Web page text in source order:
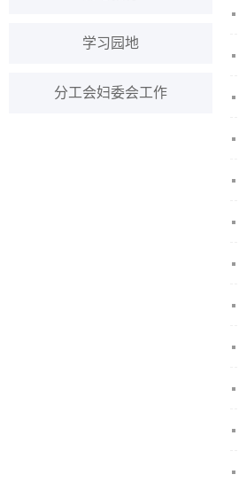
学习园地
分工会妇委会工作